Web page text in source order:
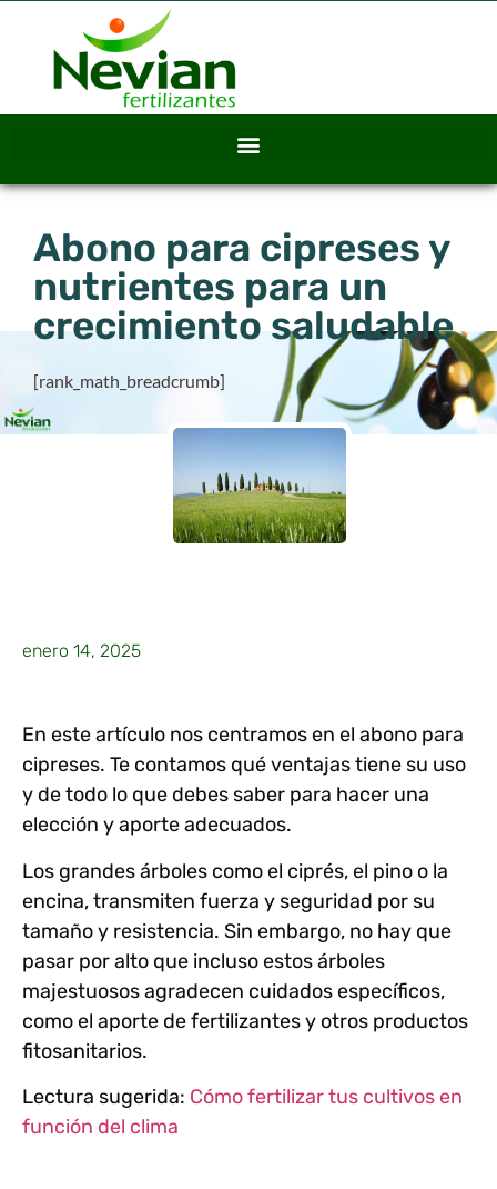
Abono para cipreses y
nutrientes para un
crecimiento saludable
[rank_math_breadcrumb]
enero 14, 2025
En este artículo nos centramos en el abono para
cipreses. Te contamos qué ventajas tiene su uso
y de todo lo que debes saber para hacer una
elección y aporte adecuados.
Los grandes árboles como el ciprés, el pino o la
encina, transmiten fuerza y seguridad por su
tamaño y resistencia. Sin embargo, no hay que
pasar por alto que incluso estos árboles
majestuosos agradecen cuidados específicos,
como el aporte de fertilizantes y otros productos
fitosanitarios.
Lectura sugerida: Cómo fertilizar tus cultivos en
función del clima